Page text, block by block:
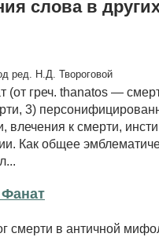
слова в
ред. Н.Д. Твороговой
(от греч. thanatos —
3)
влечения к смерти,
Как общее
Фанат
смерти в античной